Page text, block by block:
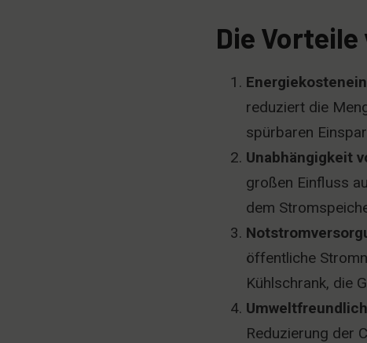
Die
reduziert die
spürbaren
Unabhängigkeit
großen Einfluss
dem
öffentliche
Kühlschrank, die
Reduzierung der